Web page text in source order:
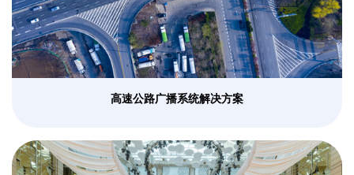
高速公路广播系统解决方案